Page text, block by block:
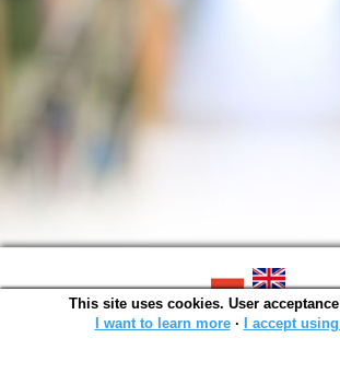
SOWA OPAC v. 6.11.10 (2026-07-24)
Generated in 0,0012 s.
This site uses cookies. User
I want to learn more∙ I accept